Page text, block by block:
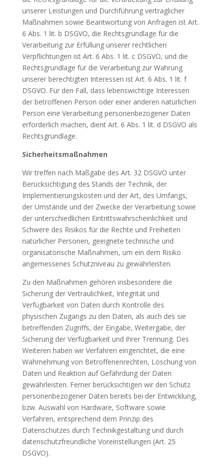
unserer Leistungen und Durchführung vertraglicher
Maßnahmen sowie Beantwortung von Anfragen ist Art.
6 Abs. 1 lit. b DSGVO, die Rechtsgrundlage für die
Verarbeitung zur Erfüllung unserer rechtlichen
Verpflichtungen ist Art. 6 Abs. 1 lit. c DSGVO, und die
Rechtsgrundlage für die Verarbeitung zur Wahrung
unserer berechtigten Interessen ist Art. 6 Abs. 1 lit. f
DSGVO. Für den Fall, dass lebenswichtige Interessen
der betroffenen Person oder einer anderen natürlichen
Person eine Verarbeitung personenbezogener Daten
erforderlich machen, dient Art. 6 Abs. 1 lit. d DSGVO als
Rechtsgrundlage.
Sicherheitsmaßnahmen
Wir treffen nach Maßgabe des Art. 32 DSGVO unter
Berücksichtigung des Stands der Technik, der
Implementierungskosten und der Art, des Umfangs,
der Umstände und der Zwecke der Verarbeitung sowie
der unterschiedlichen Eintrittswahrscheinlichkeit und
Schwere des Risikos für die Rechte und Freiheiten
natürlicher Personen, geeignete technische und
organisatorische Maßnahmen, um ein dem Risiko
angemessenes Schutzniveau zu gewährleisten.
Zu den Maßnahmen gehören insbesondere die
Sicherung der Vertraulichkeit, Integrität und
Verfügbarkeit von Daten durch Kontrolle des
physischen Zugangs zu den Daten, als auch des sie
betreffenden Zugriffs, der Eingabe, Weitergabe, der
Sicherung der Verfügbarkeit und ihrer Trennung. Des
Weiteren haben wir Verfahren eingerichtet, die eine
Wahrnehmung von Betroffenenrechten, Löschung von
Daten und Reaktion auf Gefährdung der Daten
gewährleisten. Ferner berücksichtigen wir den Schutz
personenbezogener Daten bereits bei der Entwicklung,
bzw. Auswahl von Hardware, Software sowie
Verfahren, entsprechend dem Prinzip des
Datenschutzes durch Technikgestaltung und durch
datenschutzfreundliche Voreinstellungen (Art. 25
DSGVO).